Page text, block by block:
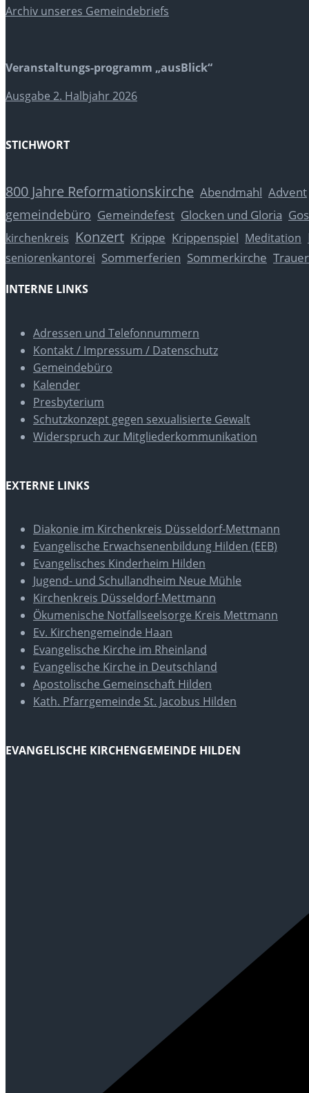
Archiv unseres Gemeindebriefs
Veranstaltungs-programm „ausBlick“
Ausgabe 2. Halbjahr 2026
STICHWORT
800 Jahre Reformationskirche Abendmahl Advent
gemeindebüro Gemeindefest Glocken und Gloria
kirchenkreis Konzert Krippe Krippenspiel Meditation
seniorenkantorei Sommerferien Sommerkirche Trauer
INTERNE LINKS
Adressen und Telefonnummern
Kontakt / Impressum / Datenschutz
Gemeindebüro
Kalender
Presbyterium
Schutzkonzept gegen sexualisierte Gewalt
Widerspruch zur Mitgliederkommunikation
EXTERNE LINKS
Diakonie im Kirchenkreis Düsseldorf-Mettmann
Evangelische Erwachsenenbildung Hilden (EEB)
Evangelisches Kinderheim Hilden
Jugend- und Schullandheim Neue Mühle
Kirchenkreis Düsseldorf-Mettmann
Ökumenische Notfallseelsorge Kreis Mettmann
Ev. Kirchengemeinde Haan
Evangelische Kirche im Rheinland
Evangelische Kirche in Deutschland
Apostolische Gemeinschaft Hilden
Kath. Pfarrgemeinde St. Jacobus Hilden
EVANGELISCHE KIRCHENGEMEINDE HILDEN